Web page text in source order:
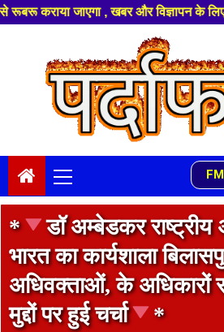
के लिए संपर्क करे +91 97541
content
Menu
*
डॉ अम्बेडकर
भारत का कार्यशाला
अधिवक्ताओं, के अधिकारों
मुद्दों पर हुई चर्चा
*